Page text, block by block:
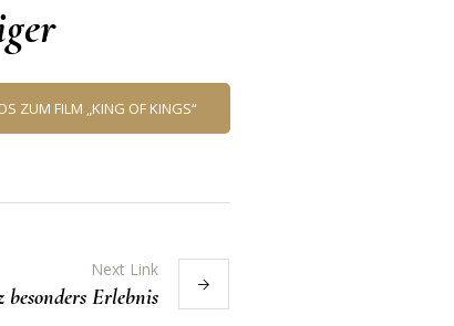
ZUM FILM „KING OF KINGS“
Next Link
besonders Erlebnis